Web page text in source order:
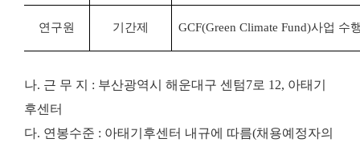
연구원 기간제 GCF(Green Climate Fund)사업 수
나. 근 무 지 : 부산광역시 해운대구 센텀7로 12, 아태기
후센터
다. 연봉수준 : 아태기후센터 내규에 따름(채용예정자의